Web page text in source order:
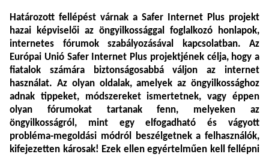
Határozott fellépést várnak a Safer Internet Plus projekt
hazai képviselői az öngyilkossággal foglalkozó honlapok,
internetes fórumok szabályozásával kapcsolatban. Az
Európai Unió Safer Internet Plus projektjének célja, hogy a
fiatalok számára biztonságosabbá váljon az internet
használat. Az olyan oldalak, amelyek az öngyilkossághoz
adnak tippeket, módszereket ismertetnek, vagy éppen
olyan fórumokat tartanak fenn, melyeken az
öngyilkosságról, mint egy elfogadható és vágyott
probléma-megoldási módról beszélgetnek a felhasználók,
kifejezetten károsak! Ezek ellen egyértelműen kell fellépni